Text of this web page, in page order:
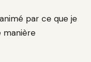
par ce que je
manière